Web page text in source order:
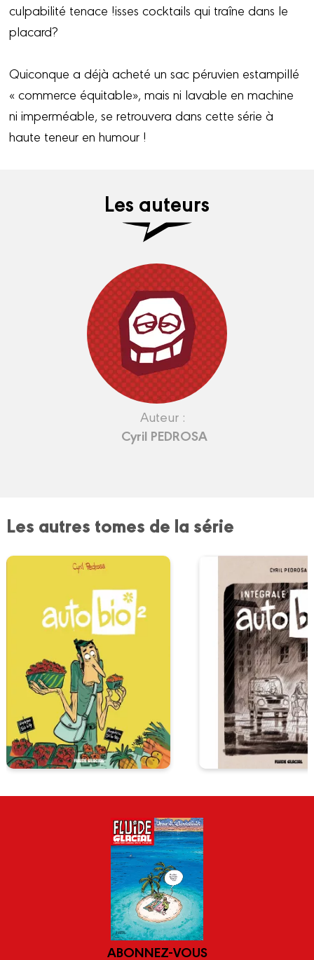
culpabilité tenace !isses cocktails qui traîne dans le
placard?
Quiconque a déjà acheté un sac péruvien estampillé
« commerce équitable», mais ni lavable en machine
ni imperméable, se retrouvera dans cette série à
haute teneur en humour !
Les auteurs
Auteur :
Cyril PEDROSA
Les autres tomes de la série
ABONNEZ-VOUS